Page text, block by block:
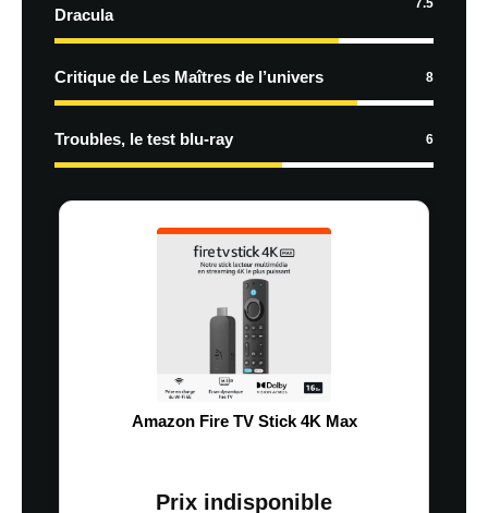
Dracula
Critique de Les Maîtres de l’univers 8
Troubles, le test blu-ray 6
Amazon Fire TV Stick 4K Max
Prix indisponible